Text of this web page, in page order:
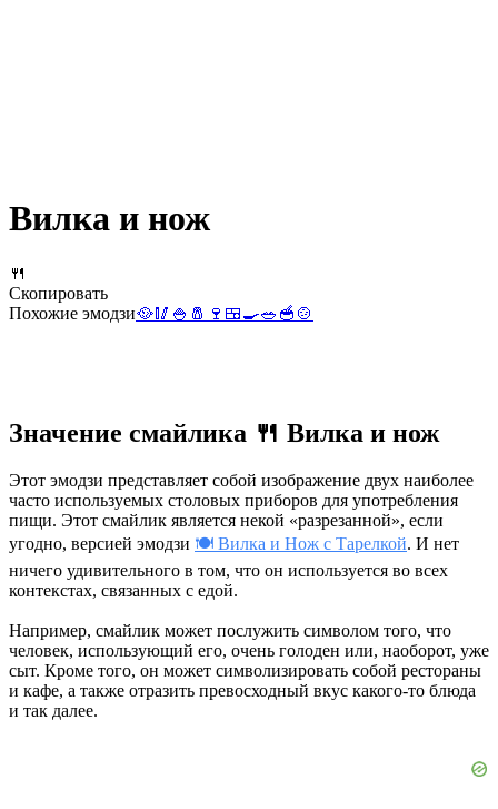
Вилка и нож
🍴
Скопировать
Похожие эмодзи🥘🥢 🍚 🧂 🍷 🍱🍳🥗 🥣 🍲
Значение смайлика 🍴 Вилка и нож
Этот эмодзи представляет собой изображение двух наиболее
часто используемых столовых приборов для употребления
пищи. Этот смайлик является некой «разрезанной», если
угодно, версией эмодзи 🍽 Вилка и Нож с Тарелкой. И нет
ничего удивительного в том, что он используется во всех
контекстах, связанных с едой.
Например, смайлик может послужить символом того, что
человек, использующий его, очень голоден или, наоборот, уже
сыт. Кроме того, он может символизировать собой рестораны
и кафе, а также отразить превосходный вкус какого-то блюда
и так далее.